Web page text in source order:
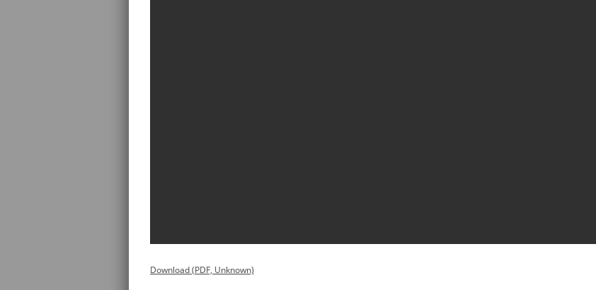
Download (PDF, Unknown)